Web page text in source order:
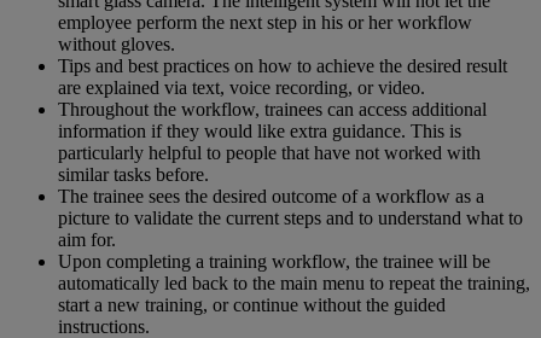
employee perform the next step in his or her workflow
without gloves.
Tips and best practices on how to achieve the desired result
are explained via text, voice recording, or video.
Throughout the workflow, trainees can access additional
information if they would like extra guidance. This is
particularly helpful to people that have not worked with
similar tasks before.
The trainee sees the desired outcome of a workflow as a
picture to validate the current steps and to understand what to
aim for.
Upon completing a training workflow, the trainee will be
automatically led back to the main menu to repeat the training,
start a new training, or continue without the guided
instructions.